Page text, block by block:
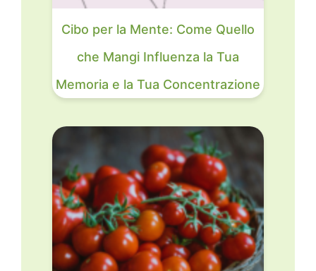
Cibo per la Mente: Come Quello
che Mangi Influenza la Tua
Memoria e la Tua Concentrazione